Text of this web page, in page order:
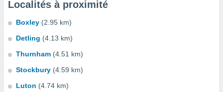
Localités à proximité
Boxley (2.95 km)
Detling (4.13 km)
Thurnham (4.51 km)
Stockbury (4.59 km)
Luton (4.74 km)